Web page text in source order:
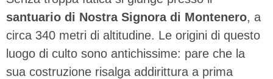
santuario di Nostra Signora di Montenero, a
circa 340 metri di altitudine. Le origini di questo
luogo di culto sono antichissime: pare che la
sua costruzione risalga addirittura a prima